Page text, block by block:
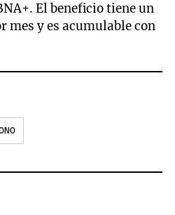
El beneficio tiene un
mes y es acumulable con